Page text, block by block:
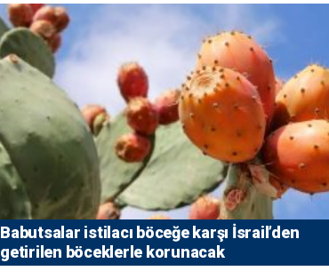
Babutsalar istilacı böceğe karşı İsrail’den
getirilen böceklerle korunacak